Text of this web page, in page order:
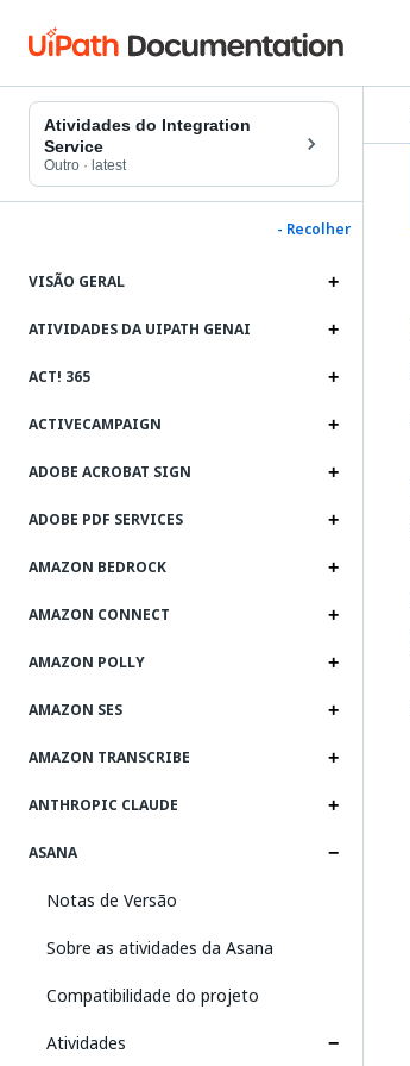
Atividades do Integration
Service
Outro · latest
- Recolher
VISÃO GERAL
ATIVIDADES DA UIPATH GENAI
ACT! 365
ACTIVECAMPAIGN
ADOBE ACROBAT SIGN
ADOBE PDF SERVICES
AMAZON BEDROCK
AMAZON CONNECT
AMAZON POLLY
AMAZON SES
AMAZON TRANSCRIBE
ANTHROPIC CLAUDE
ASANA
Notas de Versão
Sobre as atividades da Asana
Compatibilidade do projeto
Atividades